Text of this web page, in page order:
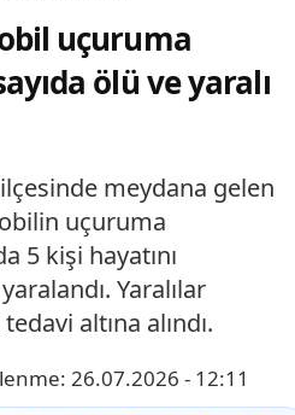
uçuruma
ölü ve yaralı
meydana gelen
uçuruma
5 kişi hayatını
Yaralılar
altına alındı.
26.07.2026 - 12:11